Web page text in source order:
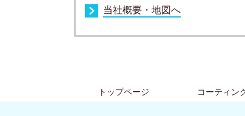
当社概要・地図へ
トップページ コーティン